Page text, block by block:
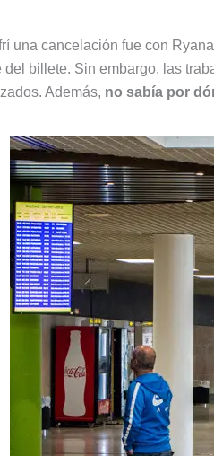
una cancelación fue con
billete. Sin embargo, las
Además, no sabía por